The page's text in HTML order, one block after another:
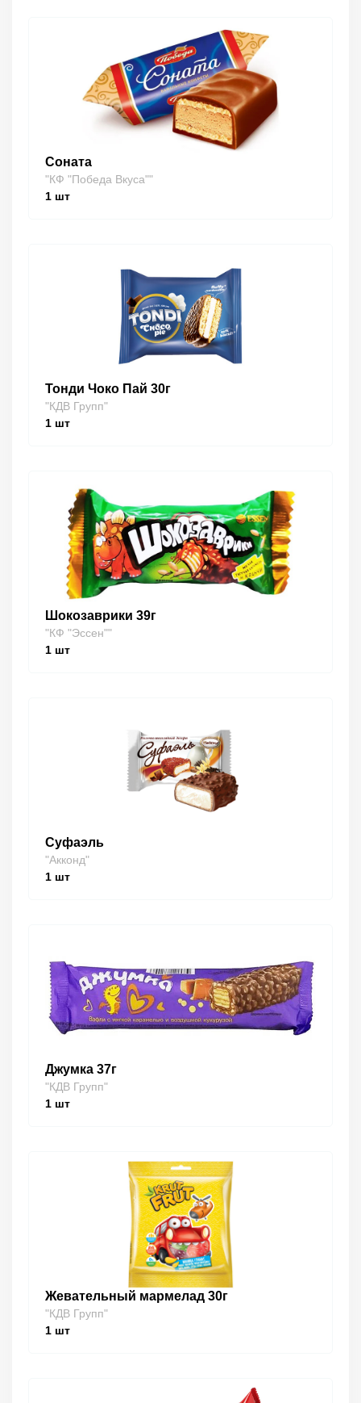
Соната
"КФ "Победа Вкуса""
1 шт
Тонди Чоко Пай 30г
"КДВ Групп"
1 шт
Шокозаврики 39г
"КФ "Эссен""
1 шт
Суфаэль
"Акконд"
1 шт
Джумка 37г
"КДВ Групп"
1 шт
Жевательный мармелад 30г
"КДВ Групп"
1 шт